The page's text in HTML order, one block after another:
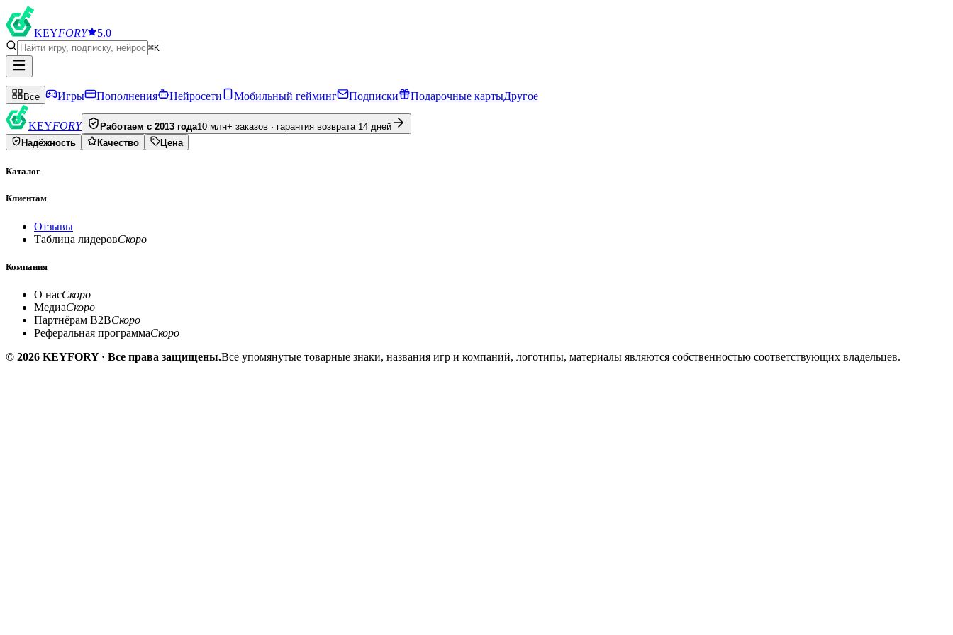
KEYFORY 5.0
⌘K
Все Игры Пополнения Нейросети Мобильный гейминг Подписки Подарочные картыДругое
KEYFORY Работаем с 2013 года10 млн+ заказов · гарантия возврата 14 дней
Надёжность
Качество Цена
Каталог
Клиентам
Отзывы
Таблица лидеровСкоро
Компания
О насСкоро
МедиаСкоро
Партнёрам B2BСкоро
Реферальная программаСкоро
© 2026 KEYFORY · Все права защищены.Все упомянутые товарные знаки, названия игр и компаний, логотипы, материалы являются собственностью соответствующих владельцев.